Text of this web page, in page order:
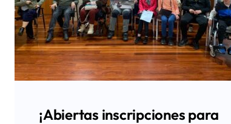
¡Abiertas inscripciones para